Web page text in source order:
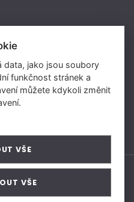
Michl
data, jako jsou soubory
funkčnost stránek a
můžete kdykoli změnit
VŠE
VŠE